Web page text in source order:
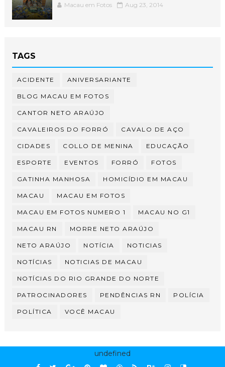
Macau em Fotos Aug 23, 2014
TAGS
ACIDENTE ANIVERSARIANTE
BLOG MACAU EM FOTOS
CANTOR NETO ARAÚJO
CAVALEIROS DO FORRÓ CAVALO DE AÇO
CIDADES COLLO DE MENINA EDUCAÇÃO
ESPORTE EVENTOS FORRÓ FOTOS
GATINHA MANHOSA HOMICÍDIO EM MACAU
MACAU MACAU EM FOTOS
MACAU EM FOTOS NUMERO 1 MACAU NO G1
MACAU RN MORRE NETO ARAÚJO
NETO ARAÚJO NOTÍCIA NOTICIAS
NOTÍCIAS NOTICIAS DE MACAU
NOTÍCIAS DO RIO GRANDE DO NORTE
PATROCINADORES PENDÊNCIAS RN POLÍCIA
POLÍTICA VOCÊ MACAU
undefined